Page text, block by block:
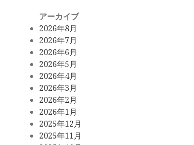
アーカイブ
2026年8月
2026年7月
2026年6月
2026年5月
2026年4月
2026年3月
2026年2月
2026年1月
2025年12月
2025年11月